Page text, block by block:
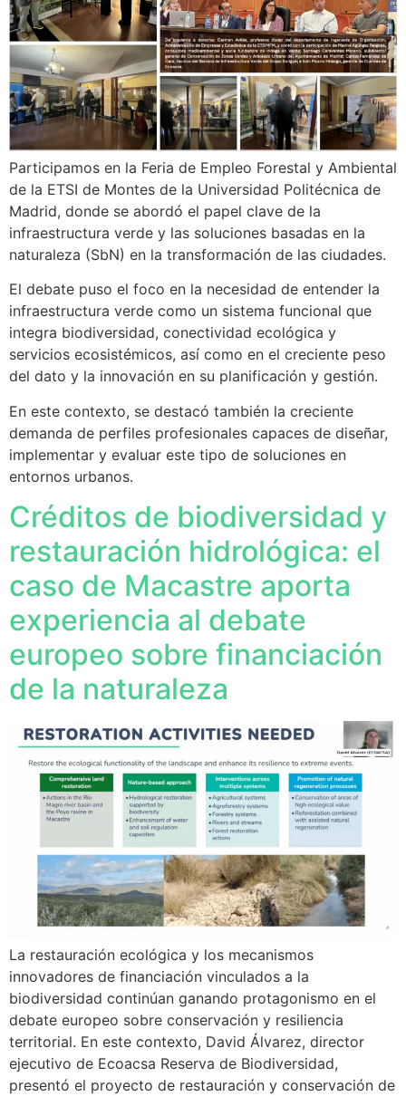
Participamos en la Feria de Empleo Forestal y Ambiental
de la ETSI de Montes de la Universidad Politécnica de
Madrid, donde se abordó el papel clave de la
infraestructura verde y las soluciones basadas en la
naturaleza (SbN) en la transformación de las ciudades.
El debate puso el foco en la necesidad de entender la
infraestructura verde como un sistema funcional que
integra biodiversidad, conectividad ecológica y
servicios ecosistémicos, así como en el creciente peso
del dato y la innovación en su planificación y gestión.
En este contexto, se destacó también la creciente
demanda de perfiles profesionales capaces de diseñar,
implementar y evaluar este tipo de soluciones en
entornos urbanos.
Créditos de biodiversidad y
restauración hidrológica: el
caso de Macastre aporta
experiencia al debate
europeo sobre financiación
de la naturaleza
La restauración ecológica y los mecanismos
innovadores de financiación vinculados a la
biodiversidad continúan ganando protagonismo en el
debate europeo sobre conservación y resiliencia
territorial. En este contexto, David Álvarez, director
ejecutivo de Ecoacsa Reserva de Biodiversidad,
presentó el proyecto de restauración y conservación de